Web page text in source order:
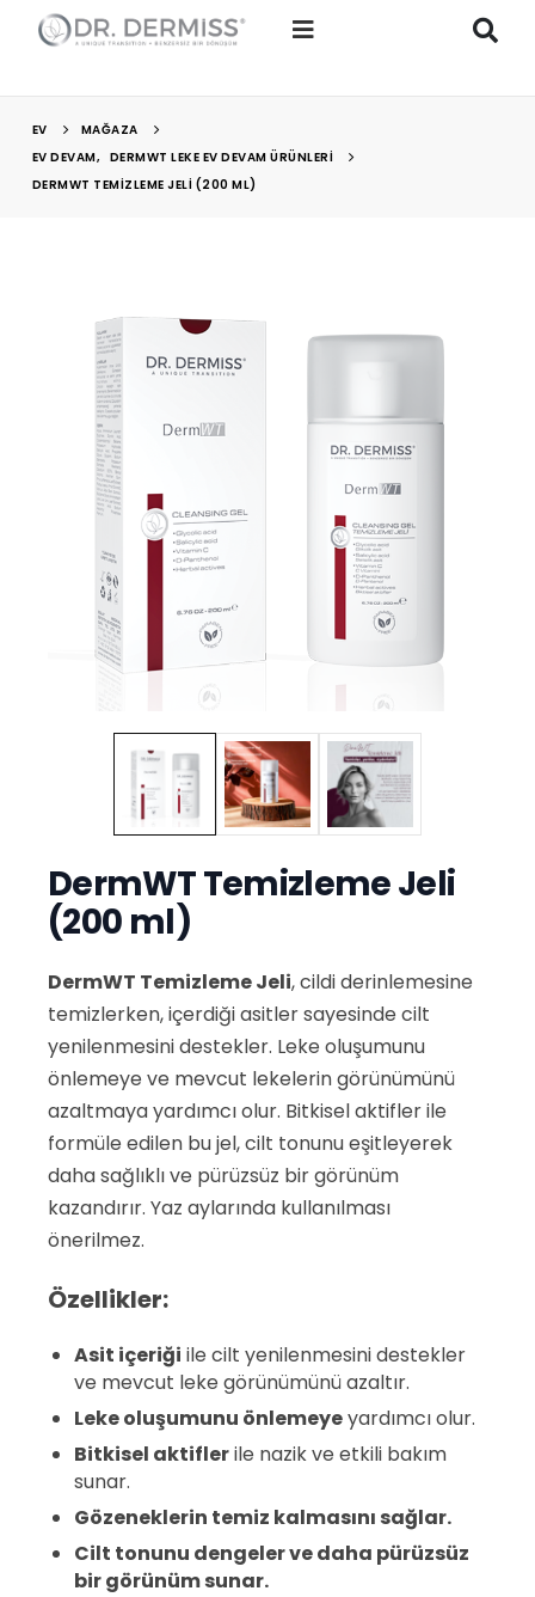
EV
MAĞAZA
EV DEVAM, DERMWT LEKE EV DEVAM ÜRÜNLERI
DERMWT TEMIZLEME JELI (200 ML)
DermWT Temizleme Jeli
(200 ml)
DermWT Temizleme Jeli, cildi derinlemesine
temizlerken, içerdiği asitler sayesinde cilt
yenilenmesini destekler. Leke oluşumunu
önlemeye ve mevcut lekelerin görünümünü
azaltmaya yardımcı olur. Bitkisel aktifler ile
formüle edilen bu jel, cilt tonunu eşitleyerek
daha sağlıklı ve pürüzsüz bir görünüm
kazandırır. Yaz aylarında kullanılması
önerilmez.
Özellikler:
Asit içeriği ile cilt yenilenmesini destekler
ve mevcut leke görünümünü azaltır.
Leke oluşumunu önlemeyeyardımcı olur.
Bitkisel aktiflerile nazik ve etkili bakım
sunar.
Gözeneklerin temiz kalmasını sağlar.
Cilt tonunu dengeler ve daha pürüzsüz
bir görünüm sunar.